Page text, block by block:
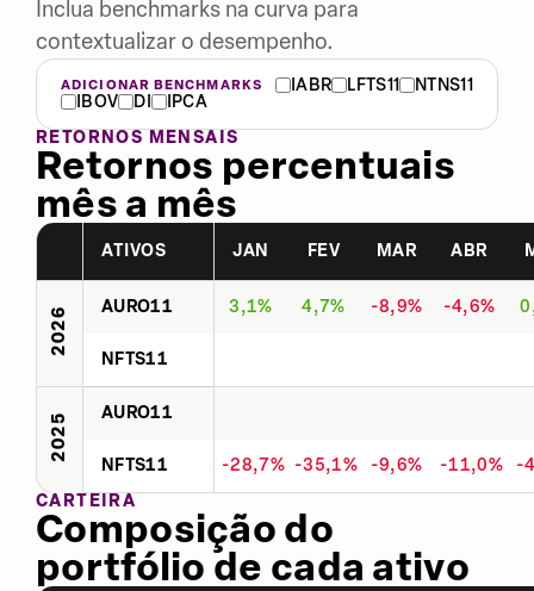
Inclua benchmarks na curva para
contextualizar o desempenho.
ADICIONAR BENCHMARKS IABR LFTS11
NTNS11
IBOV
DI
IPCA
RETORNOS MENSAIS
Retornos percentuais
mês a mês
ATIVOS JAN FEV MAR ABR
2026 AURO11 3,1% 4,7% -8,9% -4,6%
NFTS11
2025 AURO11
NFTS11 -28,7% -35,1% -9,6% -11,0%
-
CARTEIRA
Composição do
portfólio de cada ativo